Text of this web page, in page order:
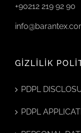
+90212 219 92 90
GİZLİLİK
PDPL
PDPL